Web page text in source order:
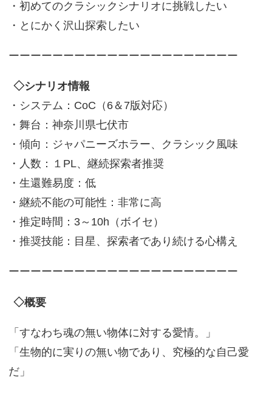
・初めてのクラシックシナリオに挑戦したい
・とにかく沢山探索したい
ーーーーーーーーーーーーーーーーーーーーー
◇シナリオ情報
・システム：CoC（6＆7版対応）
・舞台：神奈川県七伏市
・傾向：ジャパニーズホラー、クラシック風味
・人数：１PL、継続探索者推奨
・生還難易度：低
・継続不能の可能性：非常に高
・推定時間：3～10h（ボイセ）
・推奨技能：目星、探索者であり続ける心構え
ーーーーーーーーーーーーーーーーーーーーー
◇概要
「すなわち魂の無い物体に対する愛情。」
「生物的に実りの無い物であり、究極的な自己愛
だ」